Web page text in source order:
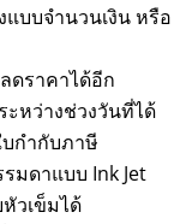
บบจำนวนเงิน หรือ
ดราคาได้อีก
หว่างช่วงวันที่ได้
กำกับภาษี
มดาแบบ Ink Jet
วเข็มได้